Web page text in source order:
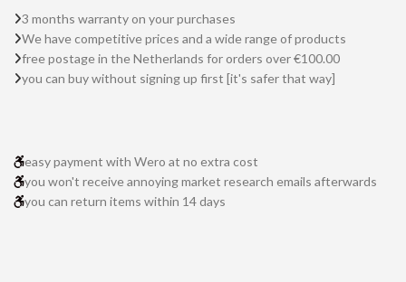
3 months warranty on your purchases
We have competitive prices and a wide range of products
free postage in the Netherlands for orders over €100.00
you can buy without signing up first [it's safer that way]
easy payment with Wero at no extra cost
you won't receive annoying market research emails afterwards
you can return items within 14 days